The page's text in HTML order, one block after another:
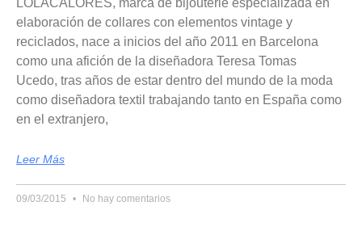
LOLACALORES, marca de bijouterie especializada en
elaboración de collares con elementos vintage y
reciclados, nace a inicios del año 2011 en Barcelona
como una afición de la diseñadora Teresa Tomas
Ucedo, tras años de estar dentro del mundo de la moda
como diseñadora textil trabajando tanto en España como
en el extranjero,
Leer Más
09/03/2015 No hay comentarios